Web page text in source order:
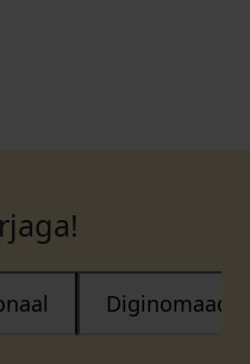
Diginomaad